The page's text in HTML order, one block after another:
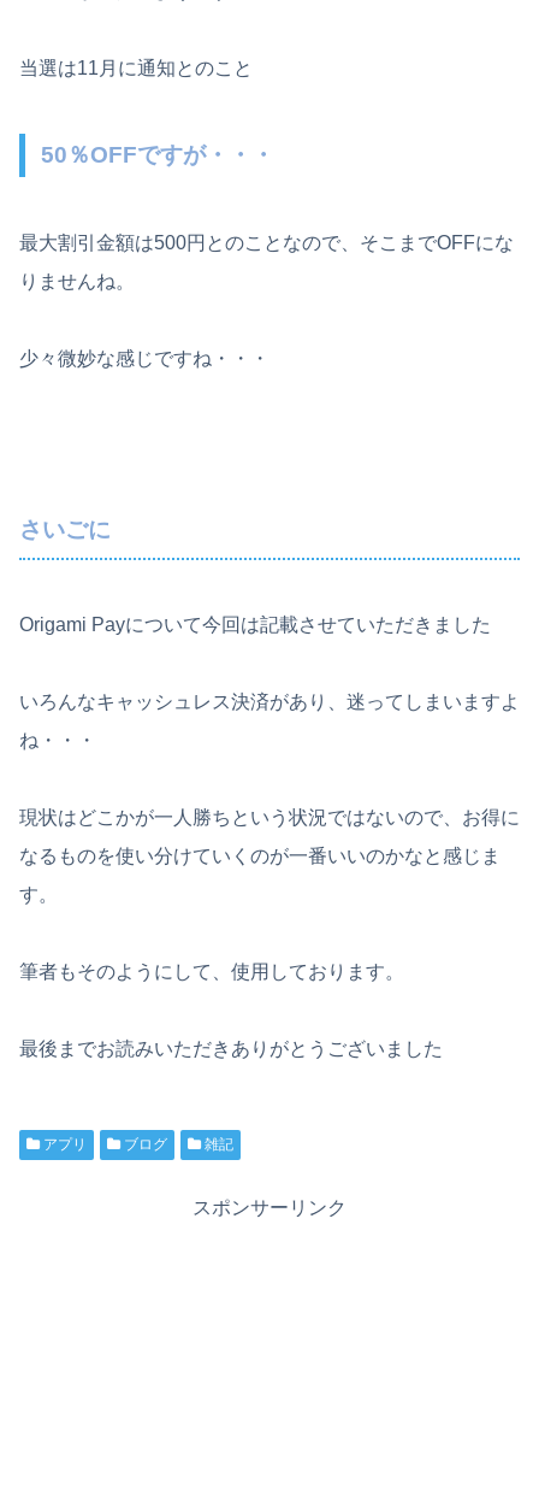
当選は11月に通知とのこと
50％OFFですが・・・
最大割引金額は500円とのことなので、そこまでOFFにな
りませんね。
少々微妙な感じですね・・・
さいごに
Origami Payについて今回は記載させていただきました
いろんなキャッシュレス決済があり、迷ってしまいますよ
ね・・・
現状はどこかが一人勝ちという状況ではないので、お得に
なるものを使い分けていくのが一番いいのかなと感じま
す。
筆者もそのようにして、使用しております。
最後までお読みいただきありがとうございました
アプリ ブログ 雑記
スポンサーリンク